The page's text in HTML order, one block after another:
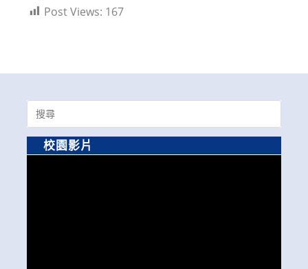
Post Views: 167
Search
for:
校園影片